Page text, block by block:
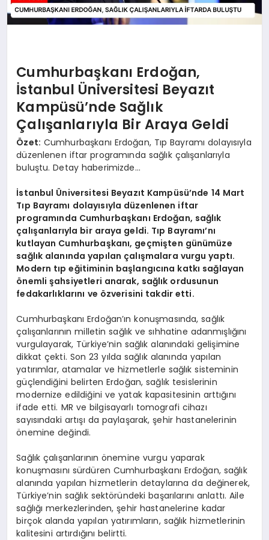
Cumhurbaşkanı Erdoğan,
İstanbul Üniversitesi Beyazıt
Kampüsü’nde Sağlık
Çalışanlarıyla Bir Araya Geldi
Özet: Cumhurbaşkanı Erdoğan, Tıp Bayramı dolayısıyla
düzenlenen iftar programında sağlık çalışanlarıyla
buluştu. Detay haberimizde…
İstanbul Üniversitesi Beyazıt Kampüsü’nde 14 Mart
Tıp Bayramı dolayısıyla düzenlenen iftar
programında Cumhurbaşkanı Erdoğan, sağlık
çalışanlarıyla bir araya geldi. Tıp Bayramı’nı
kutlayan Cumhurbaşkanı, geçmişten günümüze
sağlık alanında yapılan çalışmalara vurgu yaptı.
Modern tıp eğitiminin başlangıcına katkı sağlayan
önemli şahsiyetleri anarak, sağlık ordusunun
fedakarlıklarını ve özverisini takdir etti.
Cumhurbaşkanı Erdoğan’ın konuşmasında, sağlık
çalışanlarının milletin sağlık ve sıhhatine adanmışlığını
vurgulayarak, Türkiye’nin sağlık alanındaki gelişimine
dikkat çekti. Son 23 yılda sağlık alanında yapılan
yatırımlar, atamalar ve hizmetlerle sağlık sisteminin
güçlendiğini belirten Erdoğan, sağlık tesislerinin
modernize edildiğini ve yatak kapasitesinin arttığını
ifade etti. MR ve bilgisayarlı tomografi cihazı
sayısındaki artışı da paylaşarak, şehir hastanelerinin
önemine değindi.
Sağlık çalışanlarının önemine vurgu yaparak
konuşmasını sürdüren Cumhurbaşkanı Erdoğan, sağlık
alanında yapılan hizmetlerin detaylarına da değinerek,
Türkiye’nin sağlık sektöründeki başarılarını anlattı. Aile
sağlığı merkezlerinden, şehir hastanelerine kadar
birçok alanda yapılan yatırımların, sağlık hizmetlerinin
kalitesini artırdığını belirtti.